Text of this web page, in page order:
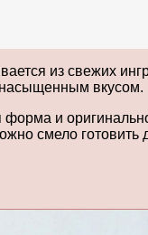
из свежих
насыщенным вкусом.
и
смело